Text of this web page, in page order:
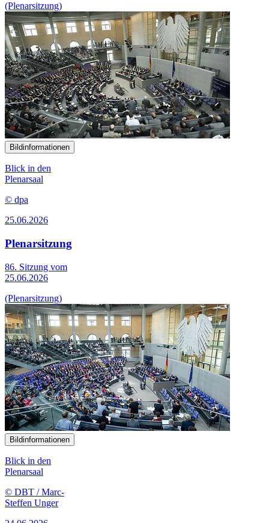
(Plenarsitzung)
Bildinformationen
Blick in den
Plenarsaal
© dpa
25.06.2026
Plenarsitzung
86. Sitzung vom
25.06.2026
(Plenarsitzung)
Bildinformationen
Blick in den
Plenarsaal
© DBT / Marc-
Steffen Unger